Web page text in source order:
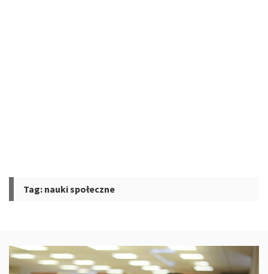
Tag: nauki społeczne